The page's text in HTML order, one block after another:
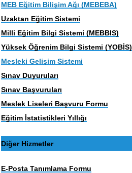
MEB Eğitim Bilişim Ağı (MEBEBA)
Uzaktan Eğitim Sistemi
Milli Eğitim Bilgi Sistemi (MEBBIS)
Yüksek Öğrenim Bilgi Sistemi (YOBİS)
Mesleki Gelişim Sistemi
Sınav Duyuruları
Sınav Başvuruları
Meslek Liseleri Başvuru Formu
Eğitim İstatistikleri Yıllığı
Diğer Hizmetler
E-Posta Tanımlama Formu